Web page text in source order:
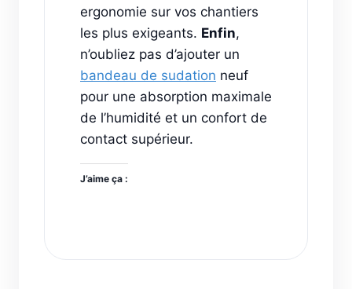
ergonomie sur vos chantiers
les plus exigeants. Enfin,
n’oubliez pas d’ajouter un
bandeau de sudation neuf
pour une absorption maximale
de l’humidité et un confort de
contact supérieur.
J’aime ça :